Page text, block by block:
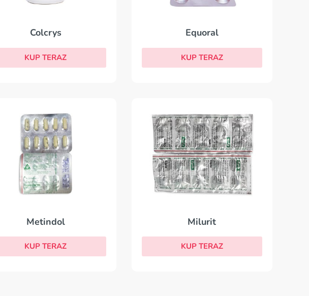
Colcrys
KUP TERAZ
Equoral
KUP TERAZ
Metindol
KUP TERAZ
Milurit
KUP TERAZ